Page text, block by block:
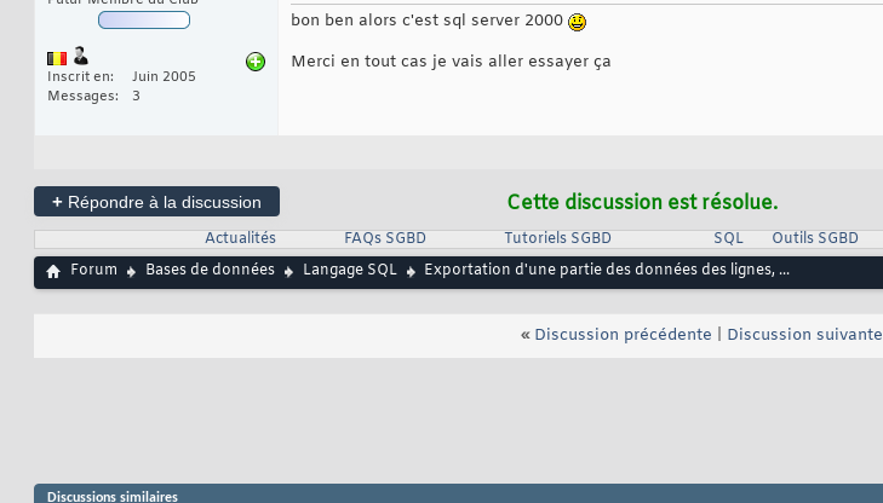
Inscrit en
Juin 2005
Messages
3
bon ben alors c'est sql server 2000
Merci en tout cas je vais aller essayer ça
+ Répondre à la discussion Cette discussion est résolue.
Actualités FAQs SGBD Tutoriels SGBD SQL Outils SGBD
Forum
Bases de données Langage SQL Exportation d'une partie des données des lignes, ...
« Discussion précédente Discussion suivante
Discussions similaires